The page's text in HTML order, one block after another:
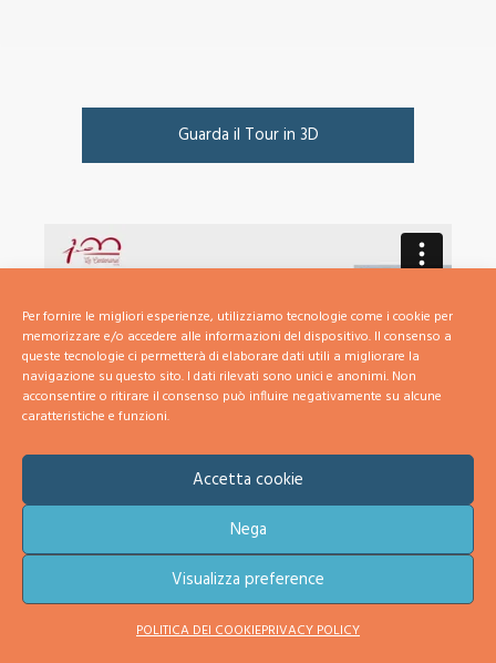
Per fornire le migliori esperienze, utilizziamo tecnologie come i cookie per
memorizzare e/o accedere alle informazioni del dispositivo. Il consenso a
queste tecnologie ci permetterà di elaborare dati utili a migliorare la
navigazione su questo sito. I dati rilevati sono unici e anonimi. Non
acconsentire o ritirare il consenso può influire negativamente su alcune
caratteristiche e funzioni.
Accetta cookie
Nega
Visualizza preference
POLITICA DEI COOKIEPRIVACY POLICY
Guarda il Tour in 3D